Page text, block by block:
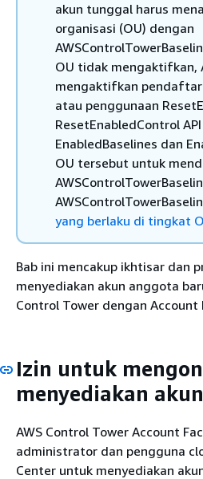
akun tunggal harus
organisasi (OU) dengan
OU tidak mengaktifkan,
mengaktifkan
atau penggunaan
ResetEnabledControl
EnabledBaselines dan
OU tersebut untuk
yang berlaku di tingkat
Bab ini mencakup ikhtisar dan
menyediakan akun anggota
Control Tower dengan Account
Izin untuk
menyediakan akun
AWS Control Tower Account
administrator dan pengguna
Center untuk menyediakan